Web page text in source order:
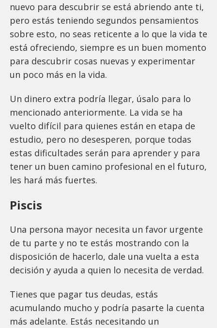
nuevo para descubrir se está abriendo ante ti,
pero estás teniendo segundos pensamientos
sobre esto, no seas reticente a lo que la vida te
está ofreciendo, siempre es un buen momento
para descubrir cosas nuevas y experimentar
un poco más en la vida.
Un dinero extra podría llegar, úsalo para lo
mencionado anteriormente. La vida se ha
vuelto difícil para quienes están en etapa de
estudio, pero no desesperen, porque todas
estas dificultades serán para aprender y para
tener un buen camino profesional en el futuro,
les hará más fuertes.
Piscis
Una persona mayor necesita un favor urgente
de tu parte y no te estás mostrando con la
disposición de hacerlo, dale una vuelta a esta
decisión y ayuda a quien lo necesita de verdad.
Tienes que pagar tus deudas, estás
acumulando mucho y podría pasarte la cuenta
más adelante. Estás necesitando un